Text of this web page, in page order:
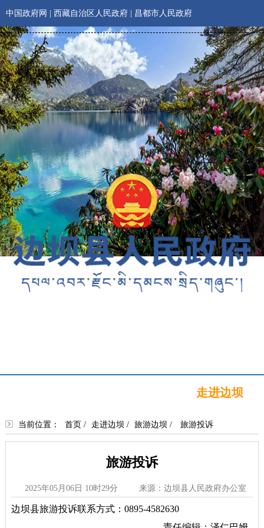
中国政府网 西藏自治区人民政府 昌都市人民政府
走进边坝
当前位置： 首页 / 走进边坝 / 旅游边坝 / 旅游投诉
旅游投诉
2025年05月06日 10时29分 来源：边坝县人民政府办公室
边坝县旅游投诉联系方式：0895-4582630